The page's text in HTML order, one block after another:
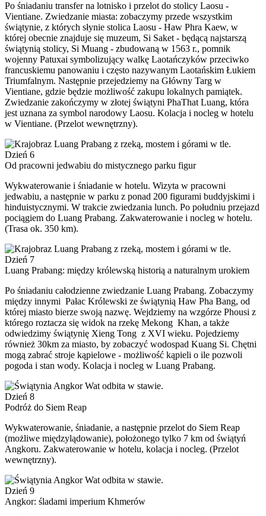
Po śniadaniu transfer na lotnisko i przelot do stolicy Laosu -
Vientiane. Zwiedzanie miasta: zobaczymy przede wszystkim
świątynie, z których słynie stolica Laosu - Haw Phra Kaew, w
której obecnie znajduje się muzeum, Si Saket - będącą najstarszą
świątynią stolicy, Si Muang - zbudowaną w 1563 r., pomnik
wojenny Patuxai symbolizujący walkę Laotańczyków przeciwko
francuskiemu panowaniu i często nazywanym Laotańskim Łukiem
Triumfalnym. Następnie przejedziemy na Główny Targ w
Vientiane, gdzie będzie możliwość zakupu lokalnych pamiątek.
Zwiedzanie zakończymy w złotej świątyni PhaThat Luang, która
jest uznana za symbol narodowy Laosu. Kolacja i nocleg w hotelu
w Vientiane. (Przelot wewnętrzny).
Dzień 6
Od pracowni jedwabiu do mistycznego parku figur
Wykwaterowanie i śniadanie w hotelu. Wizyta w pracowni
jedwabiu, a następnie w parku z ponad 200 figurami buddyjskimi i
hinduistycznymi. W trakcie zwiedzania lunch. Po południu przejazd
pociągiem do Luang Prabang. Zakwaterowanie i nocleg w hotelu.
(Trasa ok. 350 km).
Dzień 7
Luang Prabang: między królewską historią a naturalnym urokiem
Po śniadaniu całodzienne zwiedzanie Luang Prabang. Zobaczymy
między innymi Pałac Królewski ze świątynią Haw Pha Bang, od
której miasto bierze swoją nazwę. Wejdziemy na wzgórze Phousi z
którego roztacza się widok na rzekę Mekong Khan, a także
odwiedzimy świątynię Xieng Tong z XVI wieku. Pojedziemy
również 30km za miasto, by zobaczyć wodospad Kuang Si. Chętni
mogą zabrać stroje kąpielowe - możliwość kąpieli o ile pozwoli
pogoda i stan wody. Kolacja i nocleg w Luang Prabang.
Dzień 8
Podróż do Siem Reap
Wykwaterowanie, śniadanie, a następnie przelot do Siem Reap
(możliwe międzylądowanie), położonego tylko 7 km od świątyń
Angkoru. Zakwaterowanie w hotelu, kolacja i nocleg. (Przelot
wewnętrzny).
Dzień 9
Angkor: śladami imperium Khmerów